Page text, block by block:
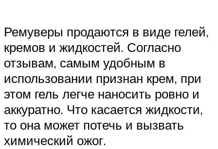
Ремуверы продаются в виде гелей,
кремов и жидкостей. Согласно
отзывам, самым удобным в
использовании признан крем, при
этом гель легче наносить ровно и
аккуратно. Что касается жидкости,
то она может потечь и вызвать
химический ожог.